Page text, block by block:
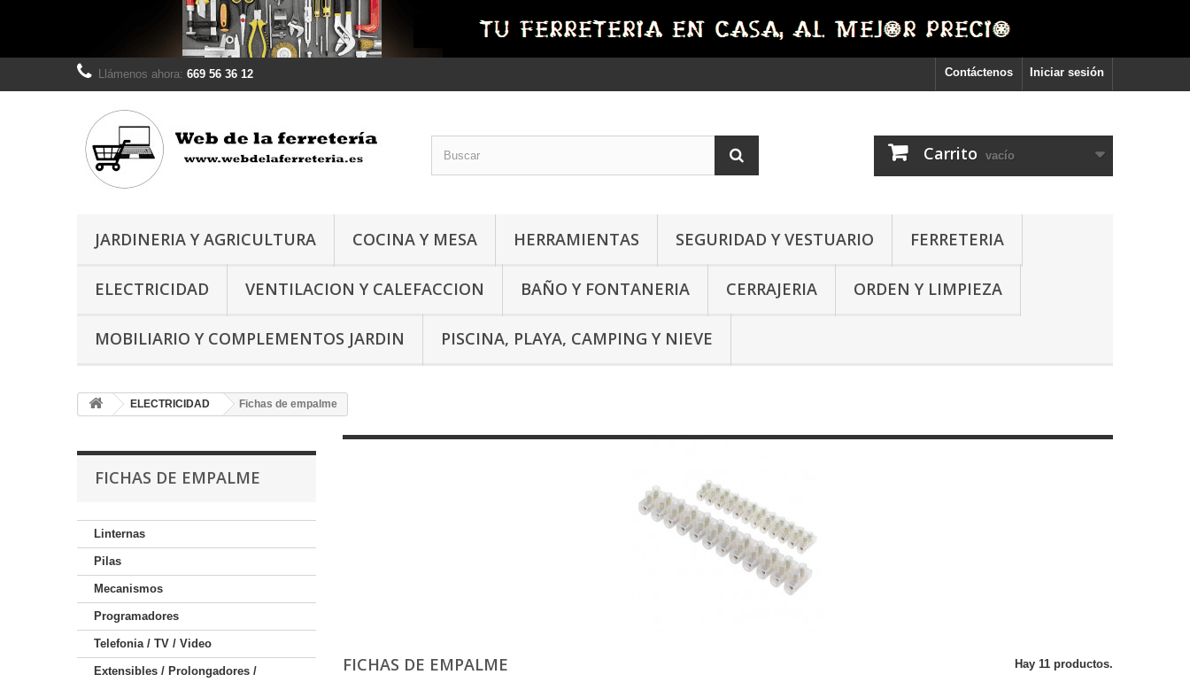
Iniciar sesión
Contáctenos
Llámenos ahora: 669 56 36 12
Carrito vacío
JARDINERIA Y AGRICULTURA COCINA Y MESA HERRAMIENTAS SEGURIDAD Y VESTUARIO FERRETERIA
ELECTRICIDAD VENTILACION Y CALEFACCION BAÑO Y FONTANERIA CERRAJERIA ORDEN Y LIMPIEZA
MOBILIARIO Y COMPLEMENTOS JARDIN PISCINA, PLAYA, CAMPING Y NIEVE
ELECTRICIDAD Fichas de empalme
FICHAS DE EMPALME
Linternas
Pilas
Mecanismos
Programadores
Telefonia / TV / Video
Extensibles / Prolongadores /
FICHAS DE EMPALME Hay 11 productos.